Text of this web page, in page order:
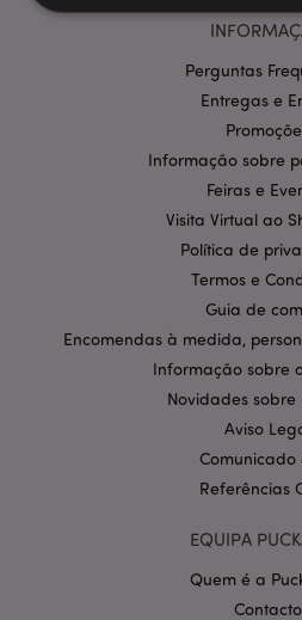
Perguntas
Entregas e
Informação sobre
Feiras e
Visita Virtual ao
Política de
Termos e
Guia de
Encomendas à medida,
Informação sobre
Novidades sobre
Aviso
Comunicado
Referências
EQUIPA
Quem é a
Contacto
Estritamente necessários
Segmentação
Os cookies estritamente
funcionalidades centrais do
de utilizador e gestão de conta.
pode ser utilizado
estritamente necessários.
CookieScriptConsent
mage-cache-storage-section-